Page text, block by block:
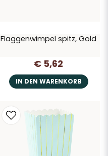
Flaggenwimpel spitz, Gold
€ 5,62
IN DEN WARENKORB